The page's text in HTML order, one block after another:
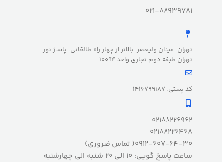
021-88939781
تهران، میدان ولیعصر، بالاتر از چهار راه طالقانی، پاساژ نور
تهران طبقه دوم تجاری واحد 10094
کد پستی: 1416799187
02188226962
02188226468
0912-607-64-30( تماس ضروری)
ساعت پاسخ گویی: 10 الی 20 شنبه الی چهارشنبه